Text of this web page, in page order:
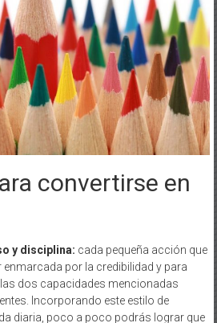
convertirse en
y disciplina: cada pequeña acción que
enmarcada por la credibilidad y para
dos capacidades mencionadas
Incorporando este estilo de
diaria, poco a poco podrás lograr que